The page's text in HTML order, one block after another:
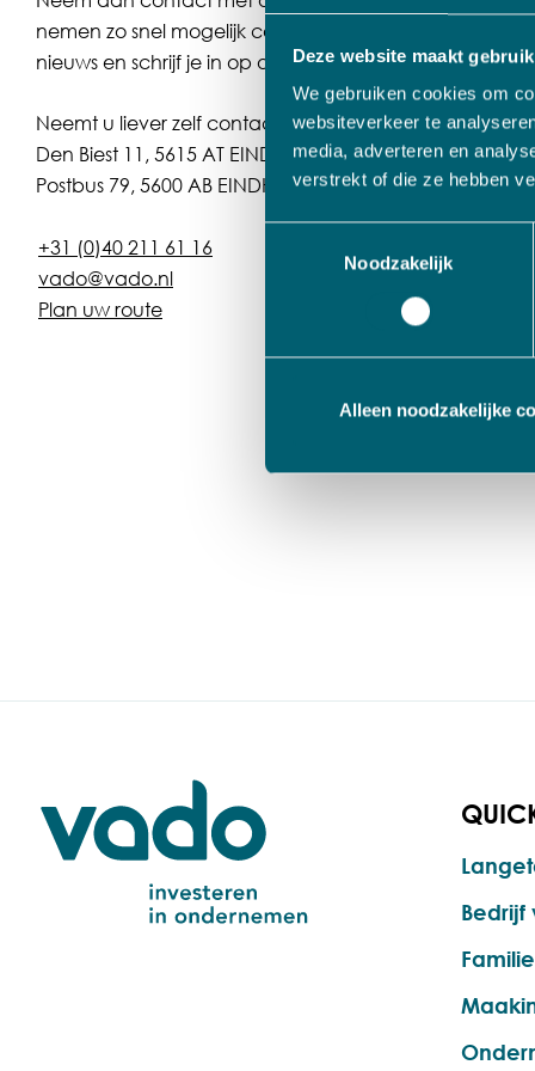
Deze website maakt
We gebruiken cookies om
websiteverkeer te
media, adverteren en
verstrekt of die ze hebben
Noodzakelijk
Alleen noodzakelijke
nemen zo snel mogelijk contact op. Volg ons ook op
nieuws en schrijf je in op onzenieuwsbrief !
Neemt u liever zelf contact op?
Den Biest 11, 5615 AT EINDHOVEN
Postbus 79, 5600 AB EINDHOVEN
+31 (0)40 211 61 16
vado@vado.nl
Plan uw route
Bedrijf